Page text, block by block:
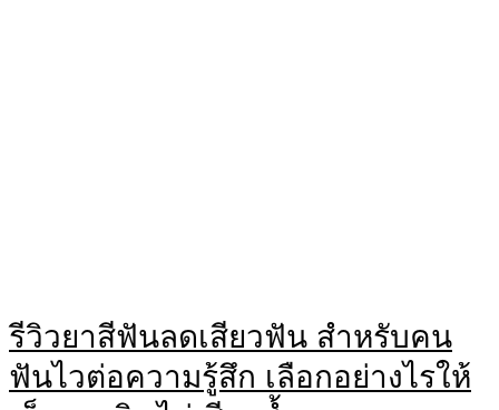
รีวิวยาสีฟันลดเสียวฟัน สำหรับคน
ฟันไวต่อความรู้สึก เลือกอย่างไรให้